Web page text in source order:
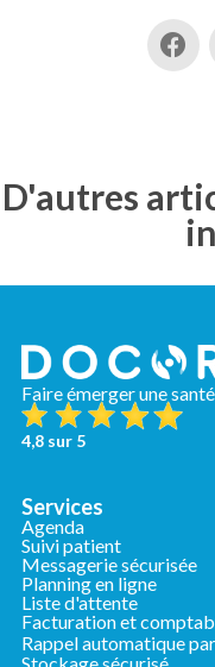
D'autres
Faire émerger une
4,8 sur 5
Services
Agenda
Suivi patient
Messagerie sécurisée
Planning en ligne
Liste d'attente
Facturation et
Rappel automatique
Stockage sécurisé